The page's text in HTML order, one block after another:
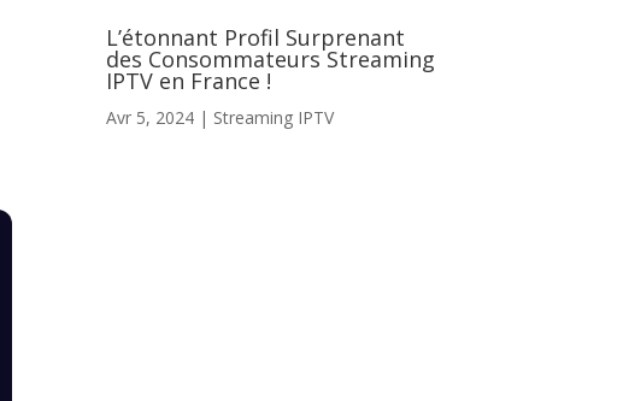
L’étonnant Profil Surprenant
des Consommateurs Streaming
IPTV en France !
Avr 5, 2024| Streaming IPTV